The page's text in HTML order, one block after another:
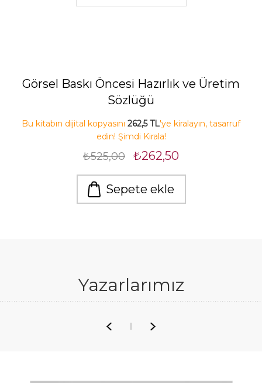
Görsel Baskı Öncesi Hazırlık ve Üretim
Sözlüğü
Bu kitabın dijital kopyasını 262,5 TL'ye kiralayın, tasarruf
edin! Şimdi Kirala!
₺525,00 ₺262,50
Sepete ekle
Yazarlarımız